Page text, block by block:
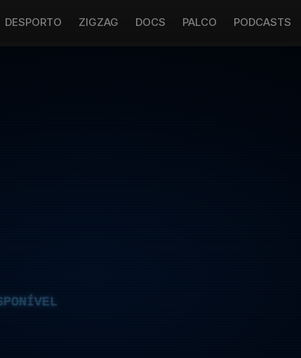
DESPORTO ZIGZAG DOCS PALCO PODCASTS